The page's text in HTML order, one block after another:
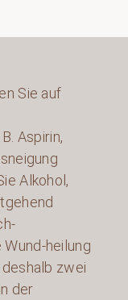
Sie auf
Aspirin,
Alkohol,
heilung
zwei
der